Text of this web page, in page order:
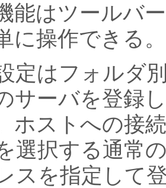
能はツールバ
に操作できる。
定はフォルダ
サーバを登録
ホストへの接
選択する通常
スを指定して